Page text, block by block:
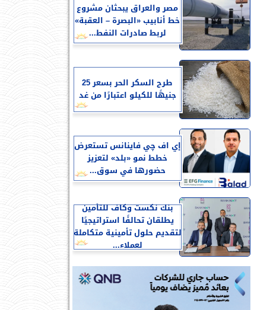
مصر والعراق يبحثان مشروع
خط أنابيب «البصرة – العقبة»
لربط صادرات النفط...
طرح السكر الحر بسعر 25
جنيهًا للكيلو اعتبارًا من غد
إي اف چي فاينانس تستعرض
خطط نمو «بلد» لتعزيز
حضورها في سوق...
بنك نكست وكاف للتأمين
يطلقان تحالفًا استراتيجيًا
لتقديم حلول تأمينية متكاملة
لعملاء...